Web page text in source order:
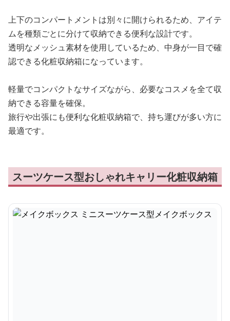
上下のコンパートメントは別々に開けられるため、アイテ
ムを種類ごとに分けて収納できる便利な設計です。
透明なメッシュ素材を使用しているため、中身が一目で確
認できる化粧収納箱になっています。
軽量でコンパクトなサイズながら、必要なコスメを全て収
納できる容量を確保。
旅行や出張にも便利な化粧収納箱で、持ち運びが多い方に
最適です。
スーツケース型おしゃれキャリー化粧収納箱